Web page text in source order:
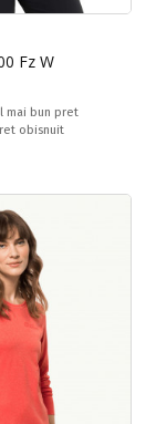
Fz W
mai bun pret
obisnuit